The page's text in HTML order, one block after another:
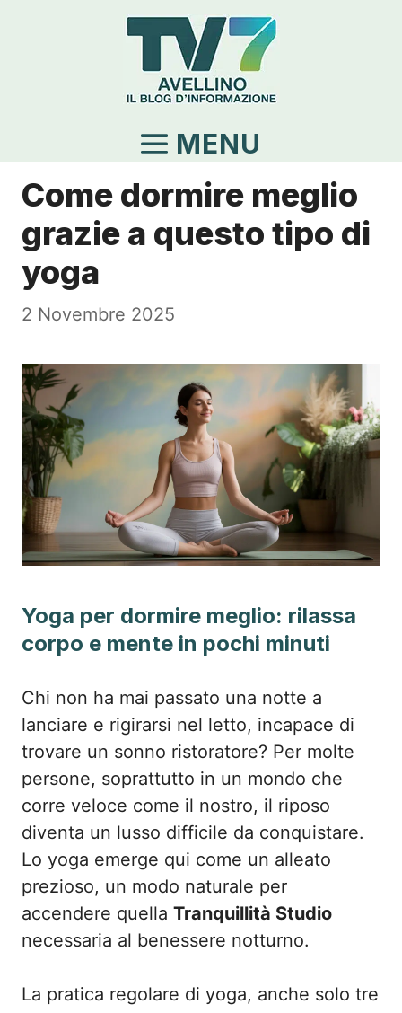
MENU
Come dormire meglio
grazie a questo tipo di
yoga
2 Novembre 2025
Yoga per dormire meglio: rilassa
corpo e mente in pochi minuti
Chi non ha mai passato una notte a
lanciare e rigirarsi nel letto, incapace di
trovare un sonno ristoratore? Per molte
persone, soprattutto in un mondo che
corre veloce come il nostro, il riposo
diventa un lusso difficile da conquistare.
Lo yoga emerge qui come un alleato
prezioso, un modo naturale per
accendere quella Tranquillità Studio
necessaria al benessere notturno.
La pratica regolare di yoga, anche solo tre